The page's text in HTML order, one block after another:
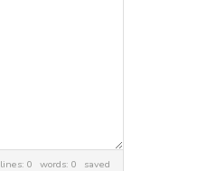
lines: 0 words: 0 saved